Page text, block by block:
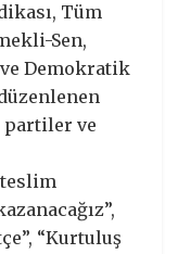
Tüm
Sen,
ve Demokratik
partiler ve
teslim
“Kurtuluş